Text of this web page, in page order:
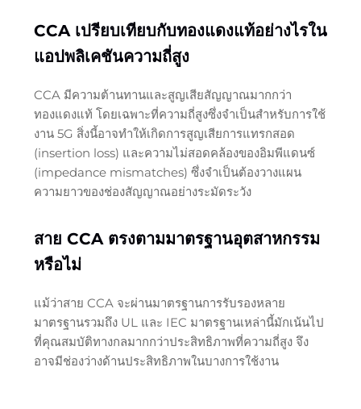
CCA เปรียบเทียบกับทองแดงแท้อย่างไรใน
แอปพลิเคชันความถี่สูง
CCA มีความต้านทานและสูญเสียสัญญาณมากกว่า
ทองแดงแท้ โดยเฉพาะที่ความถี่สูงซึ่งจำเป็นสำหรับการใช้
งาน 5G สิ่งนี้อาจทำให้เกิดการสูญเสียการแทรกสอด
(insertion loss) และความไม่สอดคล้องของอิมพีแดนซ์
(impedance mismatches) ซึ่งจำเป็นต้องวางแผน
ความยาวของช่องสัญญาณอย่างระมัดระวัง
สาย CCA ตรงตามมาตรฐานอุตสาหกรรม
หรือไม่
แม้ว่าสาย CCA จะผ่านมาตรฐานการรับรองหลาย
มาตรฐานรวมถึง UL และ IEC มาตรฐานเหล่านี้มักเน้นไป
ที่คุณสมบัติทางกลมากกว่าประสิทธิภาพที่ความถี่สูง จึง
อาจมีช่องว่างด้านประสิทธิภาพในบางการใช้งาน